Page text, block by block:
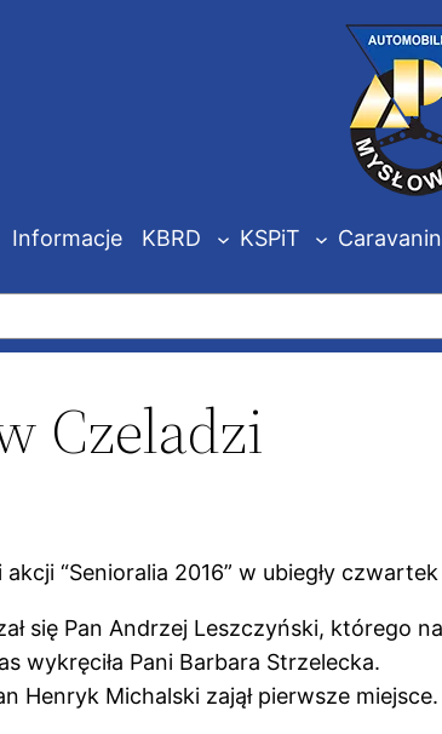
Informacje KBRD KSPiT
Czeladzi
“Senioralia 2016” w ubiegły
się Pan Andrzej Leszczyński, którego
wykręciła Pani Barbara Strzelecka.
Henryk Michalski zajął pierwsze miejsce.